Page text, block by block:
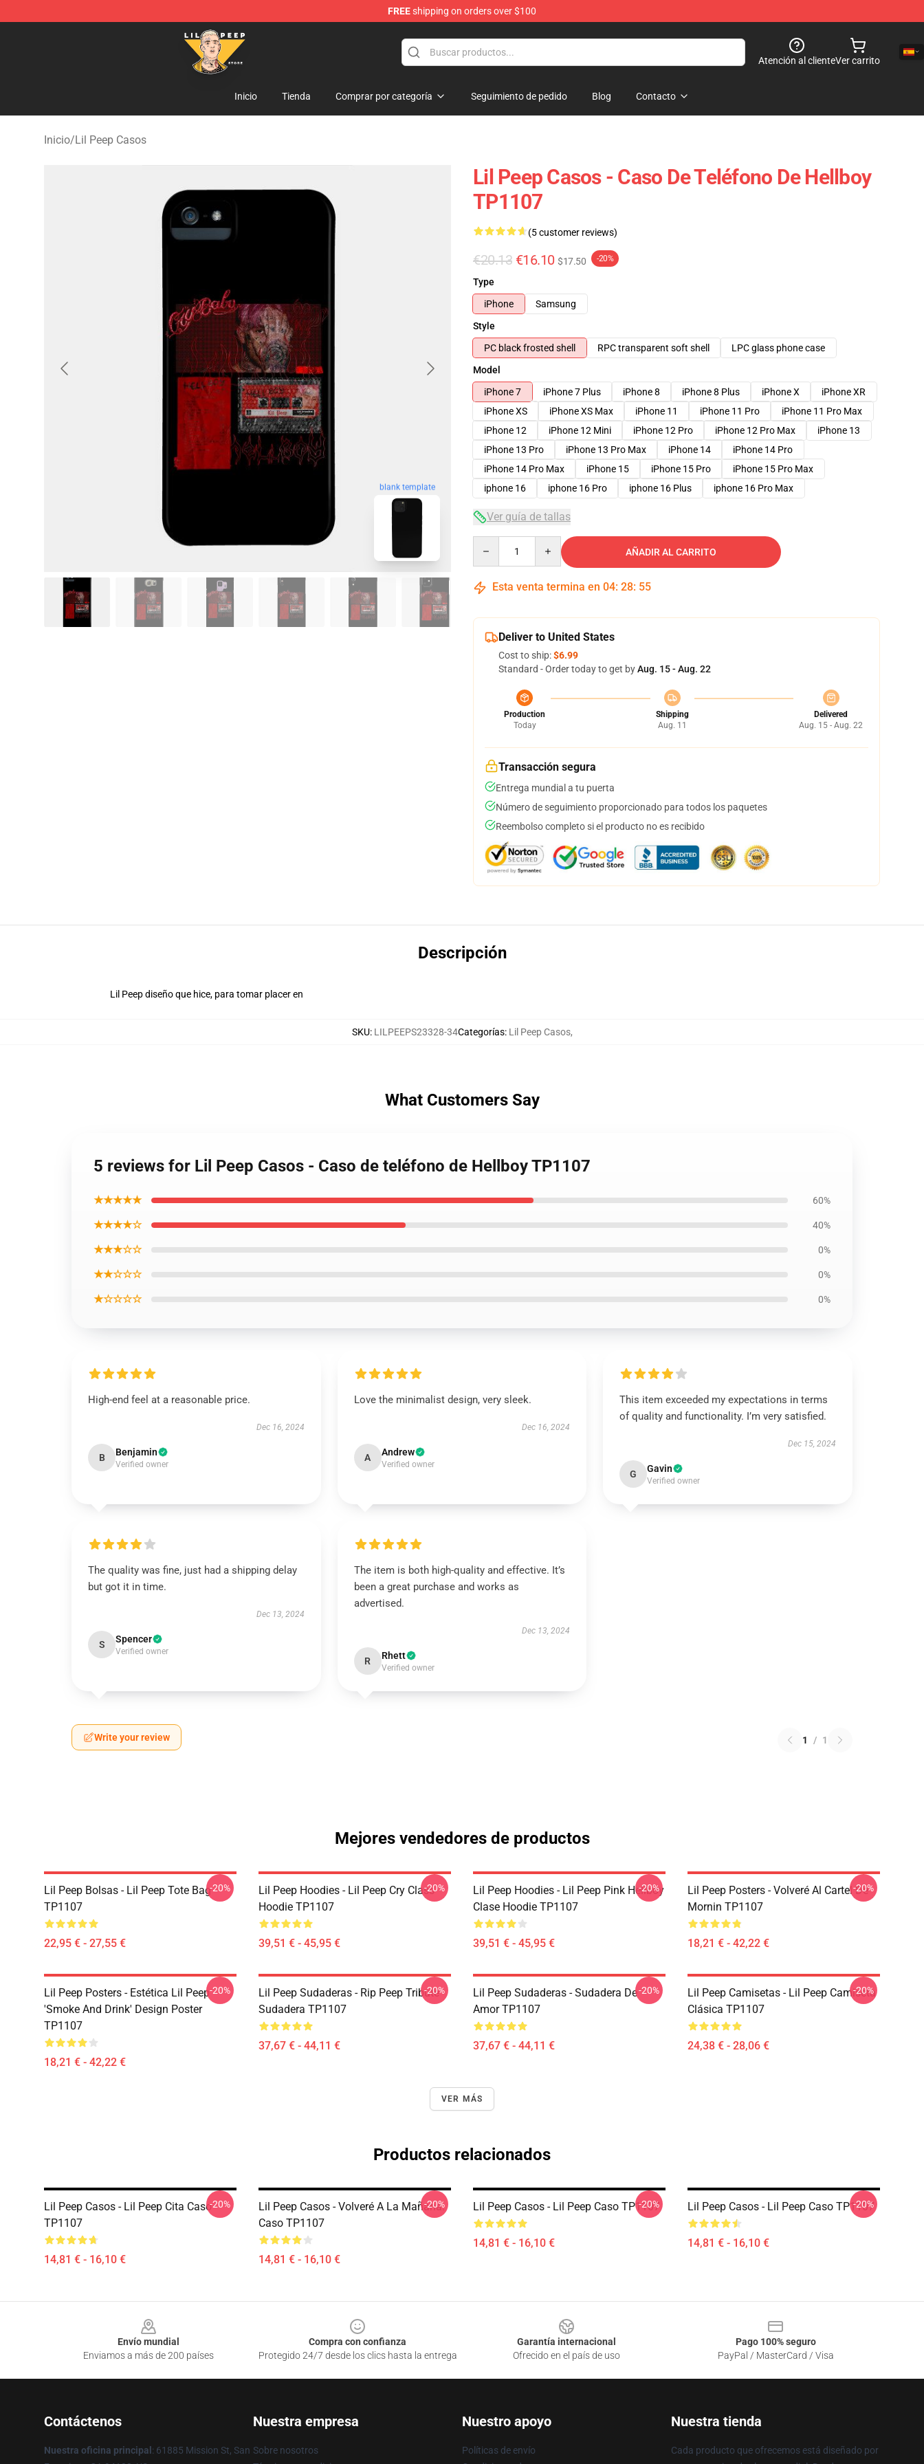
FREEshipping on orders over $100
Lil Peep Store - Official Lil Peep Merchandise Shop
Atención al clienteVer carrito
Inicio Tienda Comprar por categoría Seguimiento de pedido Blog Contacto
Inicio/Lil Peep Casos
blank template
Lil Peep Casos - Caso De Teléfono De Hellboy
TP1107
(5 customer reviews)
€20.13 €16.10 $17.50 -20%
Type
iPhone
Samsung
Style
PC black frosted shell
RPC transparent soft shell
LPC glass phone case
Model
iPhone 7
iPhone 7 Plus iPhone 8 iPhone 8 Plus iPhone X
iPhone XR
iPhone XS
iPhone XS Max iPhone 11 iPhone 11 Pro
iPhone 11 Pro Max
iPhone 12
iPhone 12 Mini iPhone 12 Pro iPhone 12 Pro Max
iPhone 13
iPhone 13 Pro
iPhone 13 Pro Max iPhone 14
iPhone 14 Pro
iPhone 14 Pro Max
iPhone 15 iPhone 15 Pro
iPhone 15 Pro Max
iphone 16
iphone 16 Pro iphone 16 Plus iphone 16 Pro Max
Ver guía de tallas
AÑADIR AL CARRITO
Esta venta termina en 04: 28: 54
Deliver to United States
Cost to ship:$6.99
Standard - Order today to get byAug. 15 - Aug. 22
Production
Today
Shipping
Aug. 11
Delivered
Aug. 15 - Aug. 22
Transacción segura
Entrega mundial a tu puerta
Número de seguimiento proporcionado para todos los paquetes
Reembolso completo si el producto no es recibido
Descripción
Lil Peep diseño que hice, para tomar placer en
SKU: LILPEEPS23328-34Categorías: Lil Peep Casos,
What Customers Say
5 reviews for Lil Peep Casos - Caso de teléfono de Hellboy TP1107
★★★★★ 60%
★★★★☆ 40%
★★★☆☆ 0%
★★☆☆☆ 0%
★☆☆☆☆ 0%
High-end feel at a reasonable price.
Dec 16, 2024
B Benjamin
Verified owner
Love the minimalist design, very sleek.
Dec 16, 2024
A Andrew
Verified owner
This item exceeded my expectations in terms
of quality and functionality. I’m very satisfied.
Dec 15, 2024
G Gavin
Verified owner
The quality was fine, just had a shipping delay
but got it in time.
Dec 13, 2024
S Spencer
Verified owner
The item is both high-quality and effective. It’s
been a great purchase and works as
advertised.
Dec 13, 2024
R Rhett
Verified owner
Write your review 1 / 1
Mejores vendedores de productos
Lil Peep Bolsas - Lil Peep Tote Bag
TP1107
22,95 € - 27,55 €
-20%
Lil Peep Hoodies - Lil Peep Cry Class
Hoodie TP1107
39,51 € - 45,95 €
-20%
Lil Peep Hoodies - Lil Peep Pink Hellboy
Clase Hoodie TP1107
39,51 € - 45,95 €
-20%
Lil Peep Posters - Volveré Al Cartel De
Mornin TP1107
18,21 € - 42,22 €
-20%
Lil Peep Posters - Estética Lil Peep
'Smoke And Drink' Design Poster
TP1107
18,21 € - 42,22 €
-20%
Lil Peep Sudaderas - Rip Peep Tribute
Sudadera TP1107
37,67 € - 44,11 €
-20%
Lil Peep Sudaderas - Sudadera De
Amor TP1107
37,67 € - 44,11 €
-20%
Lil Peep Camisetas - Lil Peep Camiseta
Clásica TP1107
24,38 € - 28,06 €
-20%
VER MÁS
Productos relacionados
Lil Peep Casos - Lil Peep Cita Caso
TP1107
14,81 € - 16,10 €
-20%
Lil Peep Casos - Volveré A La Mañana.
Caso TP1107
14,81 € - 16,10 €
-20% Lil Peep Casos - Lil Peep Caso TP1107
14,81 € - 16,10 €
-20% Lil Peep Casos - Lil Peep Caso TP1107
14,81 € - 16,10 €
-20%
Envío mundial
Enviamos a más de 200 países
Compra con confianza
Protegido 24/7 desde los clics hasta la entrega
Garantía internacional
Ofrecido en el país de uso
Pago 100% seguro
PayPal / MasterCard / Visa
Contáctenos
Nuestra oficina principal : 61885 Mission St, San
Nuestra empresa
Sobre nosotros
Nuestro apoyo
Políticas de envío
Nuestra tienda
Cada producto que ofrecemos está diseñado por